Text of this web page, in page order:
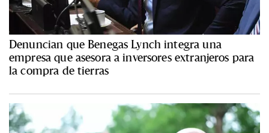
Denuncian que Benegas Lynch integra una
empresa que asesora a inversores extranjeros para
la compra de tierras